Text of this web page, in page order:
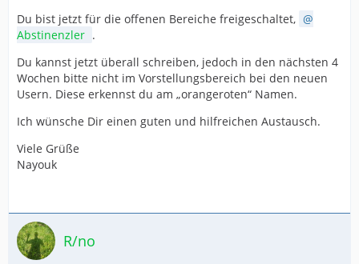
Du bist jetzt für die offenen Bereiche freigeschaltet,
Abstinenzler .
Du kannst jetzt überall schreiben, jedoch in den nächsten 4
Wochen bitte nicht im Vorstellungsbereich bei den neuen
Usern. Diese erkennst du am „orangeroten“ Namen.
Ich wünsche Dir einen guten und hilfreichen Austausch.
Viele Grüße
Nayouk
R/no